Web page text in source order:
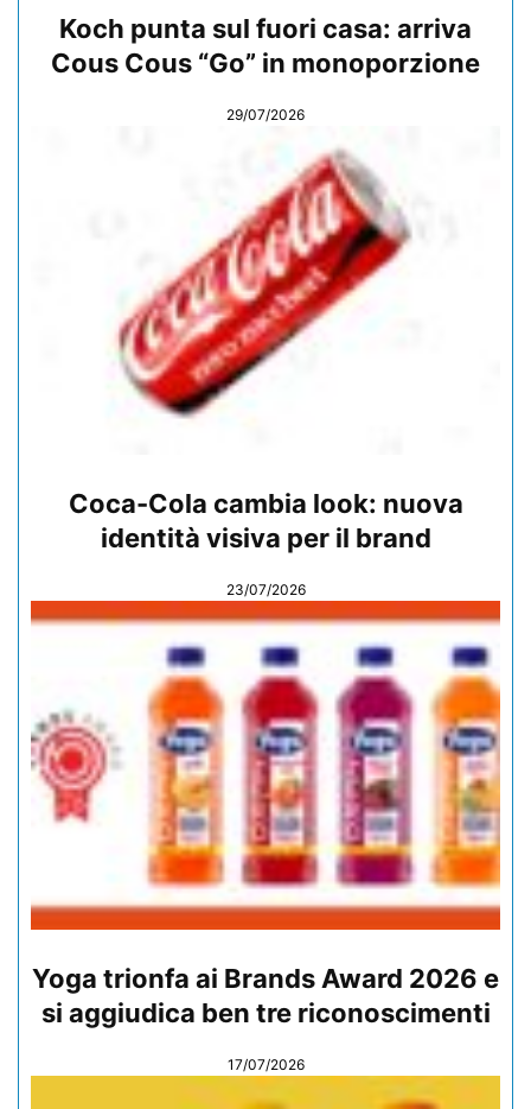
Koch punta sul fuori casa: arriva
Cous Cous “Go” in monoporzione
29/07/2026
Coca-Cola cambia look: nuova
identità visiva per il brand
23/07/2026
Yoga trionfa ai Brands Award 2026 e
si aggiudica ben tre riconoscimenti
17/07/2026